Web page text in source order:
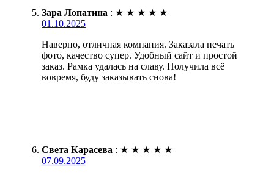
Зара Лопатина : ★ ★ ★ ★ ★
01.10.2025
Наверно, отличная компания. Заказала печать
фото, качество супер. Удобный сайт и простой
заказ. Рамка удалась на славу. Получила всё
вовремя, буду заказывать снова!
Света Карасева : ★ ★ ★ ★ ★
07.09.2025